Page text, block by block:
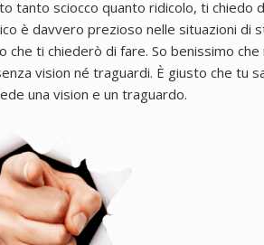
tanto sciocco quanto ridicolo, ti chiedo
è davvero prezioso nelle situazioni di
che ti chiederò di fare. So benissimo
vision né traguardi. È giusto che tu
una vision e un traguardo.